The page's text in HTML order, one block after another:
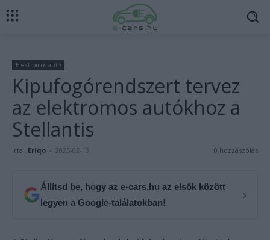
Elektromos autó
Kipufogórendszert tervez
az elektromos autókhoz a
Stellantis
Írta: Eriqo - 2025-02-13 0 hozzászólás
Állítsd be, hogy az e-cars.hu az elsők között
legyen a Google-találatokban!
›